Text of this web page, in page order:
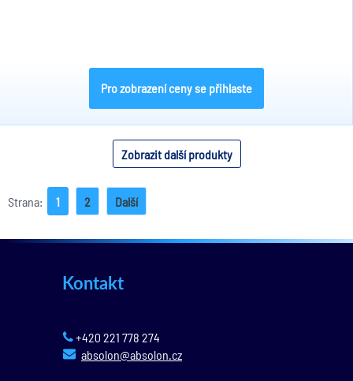
Pro zobrazení ceny se přihlaste
Zobrazit další produkty
Strana: 1 2 Další
Kontakt
+420 221 778 274
absolon@absolon.cz